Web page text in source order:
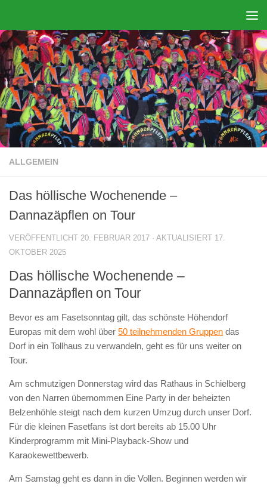
ALLGEMEIN
Das höllische Wochenende –
Dannazäpflen on Tour
VERÖFFENTLICHT 20. FEBRUAR 2017 · AKTUALISIERT 17.
OKTOBER 2025
Das höllische Wochenende –
Dannazäpflen on Tour
Bevor es am Fasetsonntag gilt, das schönste Höhendorf
Europas mit dem wohl über 50 teilnehmenden Gruppen das
Dorf in ein Tollhaus zu verwandeln, geht es für uns weiter on
Tour.
Am schmutzigen Donnerstag wird das Rathaus in Schielberg
von den Narren übernommen Eine Party in der beheizten
Belzenhöhle steigt nach dem kurzen Umzug durch unser Dorf.
Für die kleinen Fasetfans ist dort bereits ab 15.00 Uhr
Kinderprogramm mit Mini-Playback-Show und
Karaokewettbewerb.
Am Samstag geht es dann in die Vollen. Beginnen werden wir